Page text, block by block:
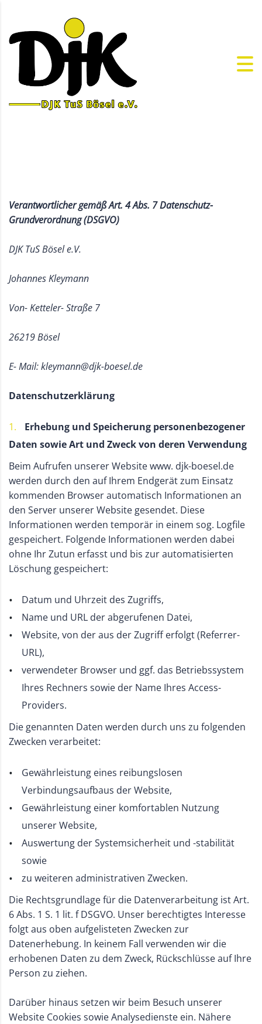
Verantwortlicher gemäß Art. 4 Abs. 7 Datenschutz-
Grundverordnung (DSGVO)
DJK TuS Bösel e.V.
Johannes Kleymann
Von- Ketteler- Straße 7
26219 Bösel
E- Mail: kleymann@djk-boesel.de
Datenschutzerklärung
Erhebung und Speicherung personenbezogener
Daten sowie Art und Zweck von deren Verwendung
Beim Aufrufen unserer Website www. djk-boesel.de
werden durch den auf Ihrem Endgerät zum Einsatz
kommenden Browser automatisch Informationen an
den Server unserer Website gesendet. Diese
Informationen werden temporär in einem sog. Logfile
gespeichert. Folgende Informationen werden dabei
ohne Ihr Zutun erfasst und bis zur automatisierten
Löschung gespeichert:
Datum und Uhrzeit des Zugriffs,
Name und URL der abgerufenen Datei,
Website, von der aus der Zugriff erfolgt (Referrer-
URL),
verwendeter Browser und ggf. das Betriebssystem
Ihres Rechners sowie der Name Ihres Access-
Providers.
Die genannten Daten werden durch uns zu folgenden
Zwecken verarbeitet:
Gewährleistung eines reibungslosen
Verbindungsaufbaus der Website,
Gewährleistung einer komfortablen Nutzung
unserer Website,
Auswertung der Systemsicherheit und -stabilität
sowie
zu weiteren administrativen Zwecken.
Die Rechtsgrundlage für die Datenverarbeitung ist Art.
6 Abs. 1 S. 1 lit. f DSGVO. Unser berechtigtes Interesse
folgt aus oben aufgelisteten Zwecken zur
Datenerhebung. In keinem Fall verwenden wir die
erhobenen Daten zu dem Zweck, Rückschlüsse auf Ihre
Person zu ziehen.
Darüber hinaus setzen wir beim Besuch unserer
Website Cookies sowie Analysedienste ein. Nähere